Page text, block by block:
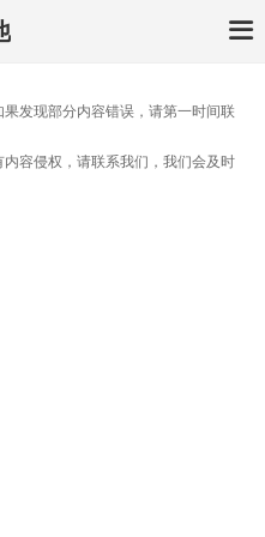
发现部分内容错误，请第一时间联
容侵权，请联系我们，我们会及时